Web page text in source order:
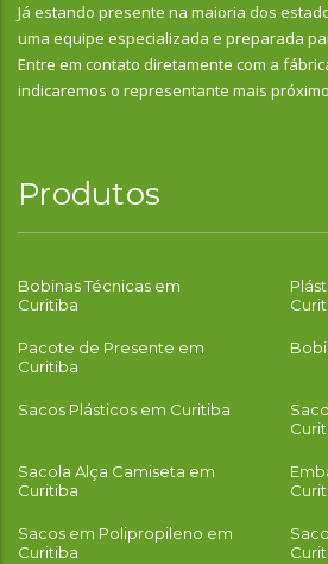
Já estando presente na maioria dos
uma equipe especializada e preparada
Entre em contato diretamente com a
indicaremos o representante mais
Produtos
Bobinas Técnicas em
Curitiba
Pacote de Presente em
Curitiba
Sacos Plásticos em Curitiba
Sacola Alça Camiseta em
Curitiba
Sacos em Polipropileno em
Curitiba